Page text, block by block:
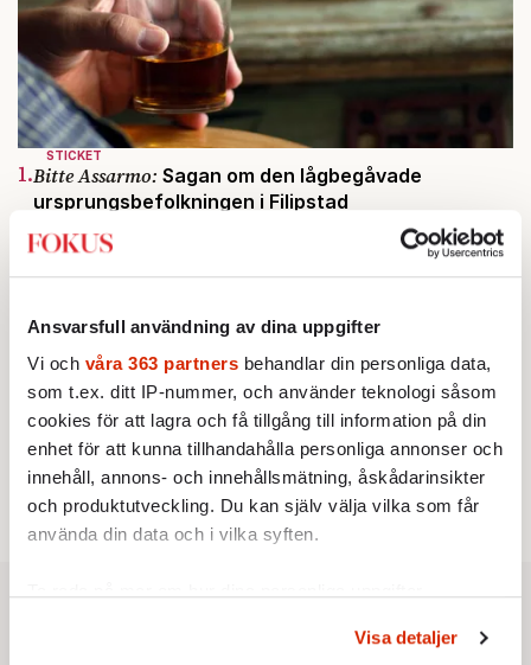
Ansvarsfull användning av dina uppgifter
Vi och våra 363 partners behandlar din personliga data,
som t.ex. ditt IP-nummer, och använder teknologi såsom
cookies för att lagra och få tillgång till information på din
enhet för att kunna tillhandahålla personliga annonser och
innehåll, annons- och innehållsmätning, åskådarinsikter
och produktutveckling. Du kan själv välja vilka som får
använda din data och i vilka syften.
Du kan ändra eller dra tillbaka ditt samtycke när som
Visa detaljer
STICKET
1.Bitte Assarmo: Sagan om den lågbegåvade
ursprungsbefolkningen i Filipstad
2.Sakine Madon:
Efter islamistdådet oroar sig
franska civilisationen
STICKET
4. Dan Korn: Quisling, quislingar och sten i glashus
UTRIKES
5.Därför liknar Putin både tsaren och Stalin
Av: Bengt Jangfeldt
STICKET
6.Christoffer Jonsson:Inte nu igen, Vänsterpartiet!